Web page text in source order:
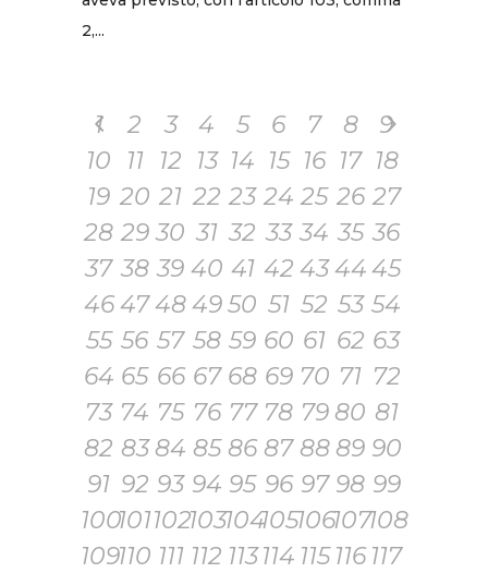
2,...
1 2 3 4 5 6 7 8
9
10
11 12 13 14 15 16 17 18
19 20 21 22 23 24 25 26 27
28 29 30 31 32 33 34 35 36
37 38 39 40 41 42 434445
46 474849 50 51 52 53 54
55 56 57 58 59 60 61 62 63
64 65 66 67 68 69 70 71 72
73 74 75 76 77 78 79 80 81
82 83 84 85 86 87 88 89 90
91 92 93 94 95 96 97 98 99
100101102103104105106107108
109110 111 112 113 114 115 116 117